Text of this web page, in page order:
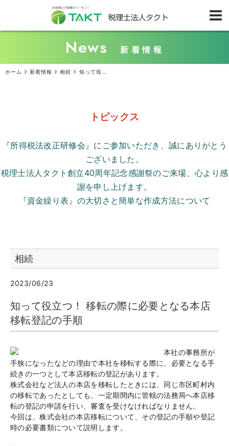
News 新着情報
ホーム 新着情報 相続 知って役立つ！ 移転の際に必要となる本店移転登記の手順
トピックス
『所得税法改正研修会』にご参加いただき、誠にありがとう
ございました。
税理士法人タクト創立40周年記念感謝祭のご来場、心より感
謝を申し上げます。
『資金繰り表』の大切さと簡単な作成方法について
相続
2023/06/23
知って役立つ！ 移転の際に必要となる本店
移転登記の手順
本社の事務所が
手狭になったなどの理由で本社を移転する際に、必要となる手
続きの一つとして本店移転の登記があります。
株式会社など法人の本店を移転したときには、同じ市区町村内
の移転であったとしても、一定期間内に管轄の法務局へ本店移
転の登記の申請を行い、審査を受けなければなりません。
今回は、株式会社の本店移転について、その登記の手順や登記
時の必要書類について説明します。